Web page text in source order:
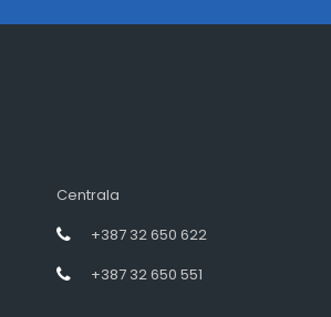
Centrala
+387 32 650 622
+387 32 650 551